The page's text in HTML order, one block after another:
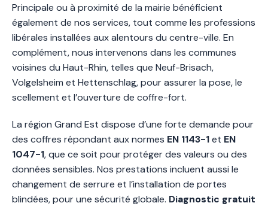
Principale ou à proximité de la mairie bénéficient
également de nos services, tout comme les professions
libérales installées aux alentours du centre-ville. En
complément, nous intervenons dans les communes
voisines du Haut-Rhin, telles que Neuf-Brisach,
Volgelsheim et Hettenschlag, pour assurer la pose, le
scellement et l’ouverture de coffre-fort.
La région Grand Est dispose d’une forte demande pour
des coffres répondant aux normes EN 1143-1et EN
1047-1, que ce soit pour protéger des valeurs ou des
données sensibles. Nos prestations incluent aussi le
changement de serrure et l’installation de portes
blindées, pour une sécurité globale. Diagnostic gratuit